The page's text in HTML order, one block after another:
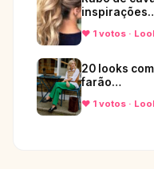
♥ 1 votos ·
20 looks
farão…
♥ 1 votos ·